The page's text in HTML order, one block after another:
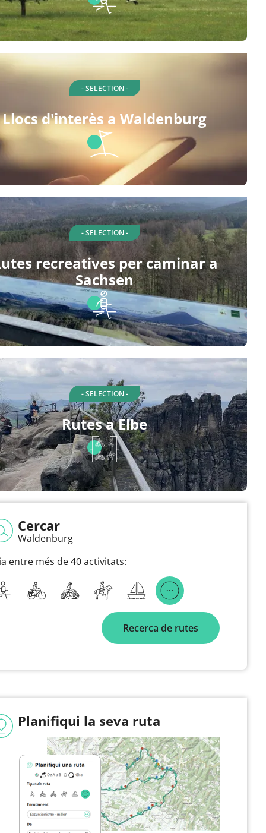
- SELECTION -
Llocs d'interès a Waldenburg
- SELECTION -
recreatives per caminar a
Sachsen
- SELECTION -
Rutes a Elbe
Cercar
Waldenburg
entre més de 40 activitats:
Recerca de rutes
Planifiqui la seva ruta